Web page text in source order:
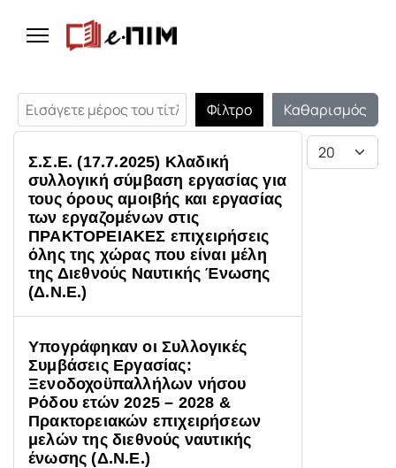
Εισάγετε μέρος του τίτλου.
Φίλτρο
Καθαρισμός
Εμφάνιση #
Σ.Σ.Ε. (17.7.2025) Κλαδική
συλλογική σύμβαση εργασίας για
τους όρους αμοιβής και εργασίας
των εργαζομένων στις
ΠΡΑΚΤΟΡΕΙΑΚΕΣ επιχειρήσεις
όλης της χώρας που είναι μέλη
της Διεθνούς Ναυτικής Ένωσης
(Δ.Ν.Ε.)
Υπογράφηκαν οι Συλλογικές
Συμβάσεις Εργασίας:
Ξενοδοχοϋπαλλήλων νήσου
Ρόδου ετών 2025 – 2028 &
Πρακτορειακών επιχειρήσεων
μελών της διεθνούς ναυτικής
ένωσης (Δ.Ν.Ε.)